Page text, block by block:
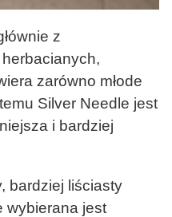
z
zarówno młode
Silver Needle jest
i bardziej
bardziej liściasty
wybierana jest